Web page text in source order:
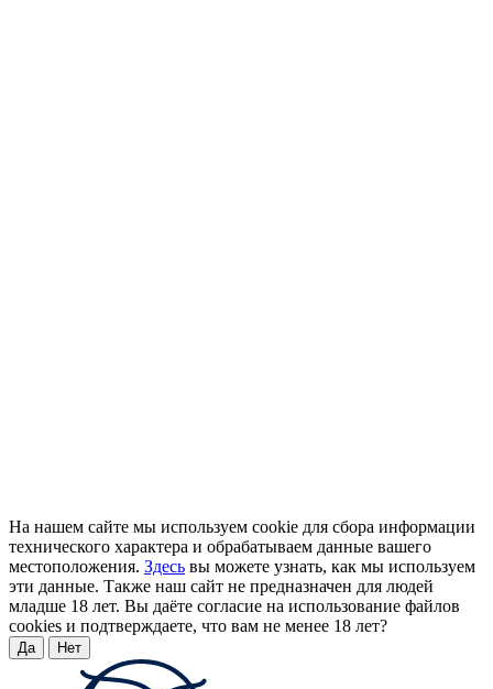
На нашем сайте мы используем cookie для сбора информации
технического характера и обрабатываем данные вашего
местоположения. Здесь вы можете узнать, как мы используем
эти данные. Также наш сайт не предназначен для людей
младше 18 лет. Вы даёте согласие на использование файлов
cookies и подтверждаете, что вам не менее 18 лет?
Да Нет